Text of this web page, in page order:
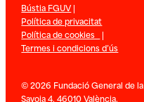
Bústia FGUV|
Política de privacitat
Política de cookies |
Termes i condicions d’ús
© 2026 Fundació General de
Savoia 4. 46010 València.